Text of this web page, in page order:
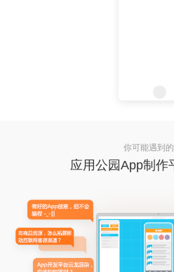
你可能遇到
应用公园App制作